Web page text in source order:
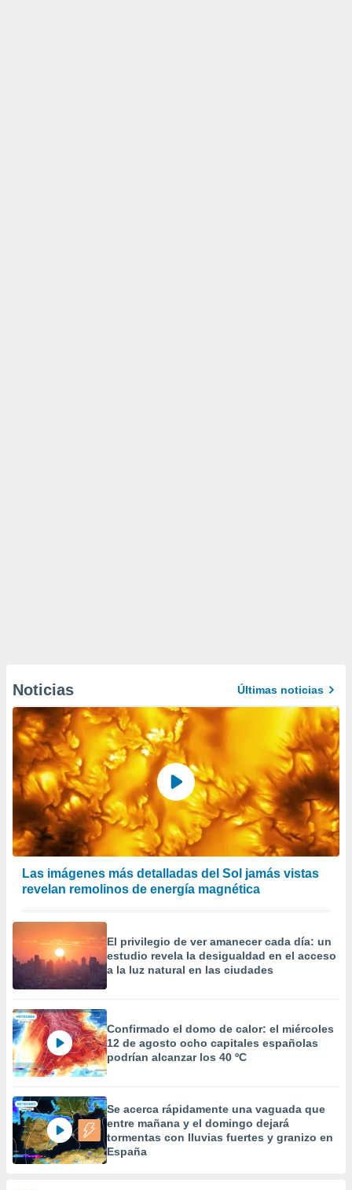
Noticias Últimas noticias
Las imágenes más detalladas del Sol jamás vistas
revelan remolinos de energía magnética
El privilegio de ver amanecer cada día: un
estudio revela la desigualdad en el acceso
a la luz natural en las ciudades
Confirmado el domo de calor: el miércoles
12 de agosto ocho capitales españolas
podrían alcanzar los 40 ºC
Se acerca rápidamente una vaguada que
entre mañana y el domingo dejará
tormentas con lluvias fuertes y granizo en
España